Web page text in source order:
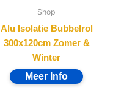
Shop
Alu Isolatie Bubbelrol
300x120cm Zomer &
Winter